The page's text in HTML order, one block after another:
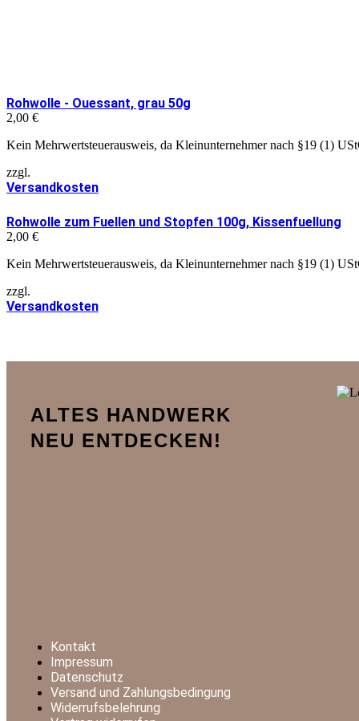
Rohwolle - Ouessant, grau 50g
2,00 €
Kein Mehrwertsteuerausweis, da Kleinunternehmer nach §19 (1)
zzgl.
Versandkosten
Rohwolle zum Fuellen und Stopfen 100g, Kissenfuellung
2,00 €
Kein Mehrwertsteuerausweis, da Kleinunternehmer nach §19 (1)
zzgl.
Versandkosten
ALTES HANDWERK
NEU ENTDECKEN!
Kontakt
Impressum
Datenschutz
Versand und Zahlungsbedingung
Widerrufsbelehrung